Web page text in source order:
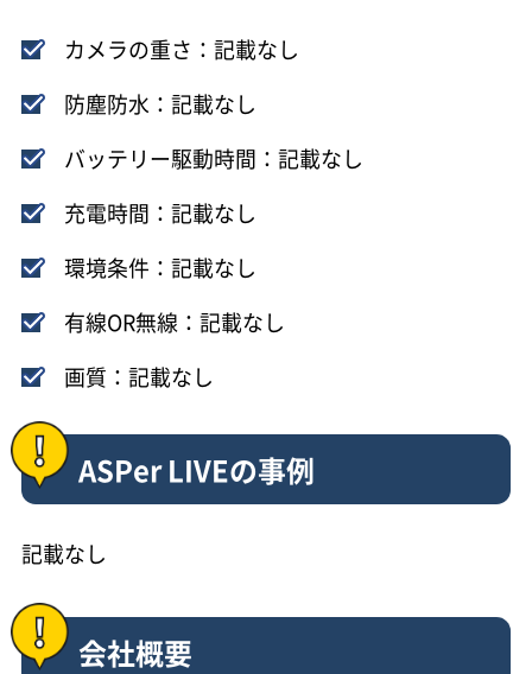
カメラの重さ：記載なし
防塵防水：記載なし
バッテリー駆動時間：記載なし
充電時間：記載なし
環境条件：記載なし
有線OR無線：記載なし
画質：記載なし
ASPer LIVEの事例
記載なし
会社概要